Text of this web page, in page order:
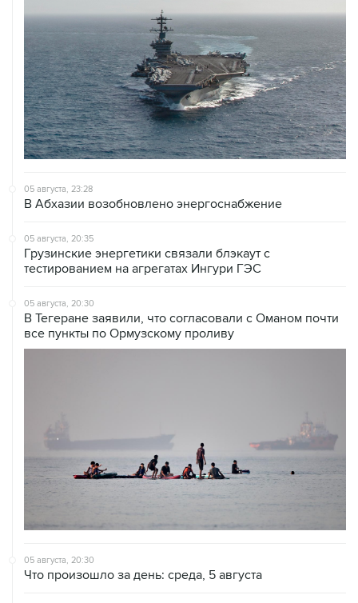
05 августа, 23:28
В Абхазии возобновлено энергоснабжение
05 августа, 20:35
Грузинские энергетики связали блэкаут с
тестированием на агрегатах Ингури ГЭС
05 августа, 20:30
В Тегеране заявили, что согласовали с Оманом почти
все пункты по Ормузскому проливу
05 августа, 20:30
Что произошло за день: среда, 5 августа